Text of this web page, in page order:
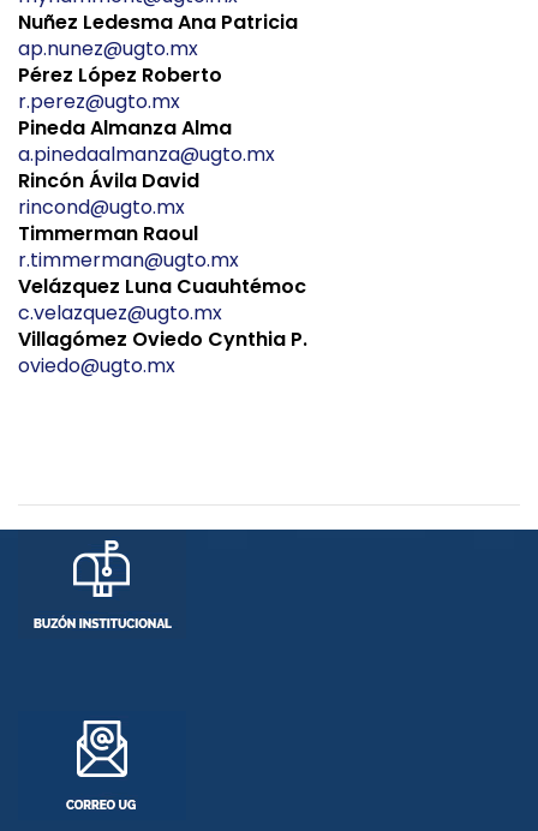
Nuñez Ledesma Ana Patricia
ap.nunez@ugto.mx
Pérez López Roberto
r.perez@ugto.mx
Pineda Almanza Alma
a.pinedaalmanza@ugto.mx
Rincón Ávila David
rincond@ugto.mx
Timmerman Raoul
r.timmerman@ugto.mx
Velázquez Luna Cuauhtémoc
c.velazquez@ugto.mx
Villagómez Oviedo Cynthia P.
oviedo@ugto.mx